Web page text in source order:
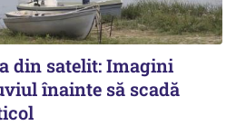
din satelit: Imagini
înainte să scadă